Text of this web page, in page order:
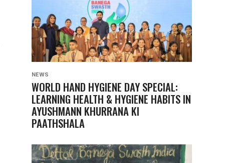
NEWS
WORLD HAND HYGIENE DAY SPECIAL:
LEARNING HEALTH & HYGIENE HABITS IN
AYUSHMANN KHURRANA KI
PAATHSHALA